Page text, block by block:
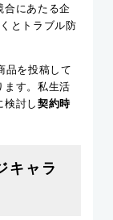
合にあたる企
とトラブル防
品を投稿して
ます。私生活
検討し 契約時
キャラ